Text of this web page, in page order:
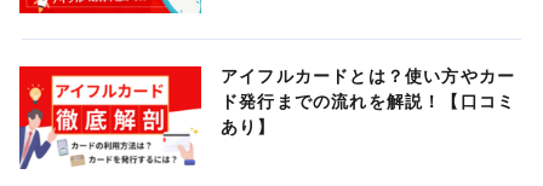
アイフルカードとは？使い方やカー
ド発行までの流れを解説！【口コミ
あり】